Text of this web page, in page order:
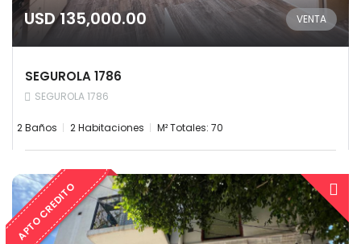
USD 135,000.00 VENTA
SEGUROLA 1786
SEGUROLA 1786
2 Baños 2 Habitaciones M² Totales: 70
APTO CREDITO